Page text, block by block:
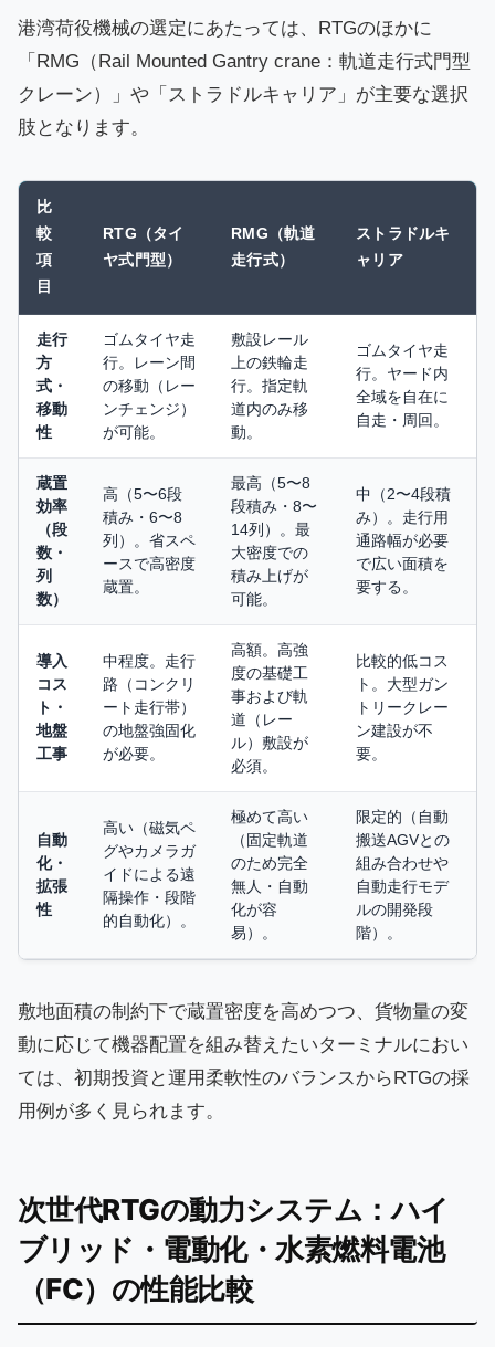
港湾荷役機械の選定にあたっては、RTGのほかに
「RMG（Rail Mounted Gantry crane：軌道走行式門型
クレーン）」や「ストラドルキャリア」が主要な選択
肢となります。
比
較
項
目
RTG（タイ
ヤ式門型）
RMG（軌道
走行式）
ストラドルキ
ャリア
走行
方
式・
移動
性
ゴムタイヤ走
行。レーン間
の移動（レー
ンチェンジ）
が可能。
敷設レール
上の鉄輪走
行。指定軌
道内のみ移
動。
ゴムタイヤ走
行。ヤード内
全域を自在に
自走・周回。
蔵置
効率
（段
数・
列
数）
高（5〜6段
積み・6〜8
列）。省スペ
ースで高密度
蔵置。
最高（5〜8
段積み・8〜
14列）。最
大密度での
積み上げが
可能。
中（2〜4段積
み）。走行用
通路幅が必要
で広い面積を
要する。
導入
コス
ト・
地盤
工事
中程度。走行
路（コンクリ
ート走行帯）
の地盤強固化
が必要。
高額。高強
度の基礎工
事および軌
道（レー
ル）敷設が
必須。
比較的低コス
ト。大型ガン
トリークレー
ン建設が不
要。
自動
化・
拡張
性
高い（磁気ペ
グやカメラガ
イドによる遠
隔操作・段階
的自動化）。
極めて高い
（固定軌道
のため完全
無人・自動
化が容
易）。
限定的（自動
搬送AGVとの
組み合わせや
自動走行モデ
ルの開発段
階）。
敷地面積の制約下で蔵置密度を高めつつ、貨物量の変
動に応じて機器配置を組み替えたいターミナルにおい
ては、初期投資と運用柔軟性のバランスからRTGの採
用例が多く見られます。
次世代RTGの動力システム：ハイ
ブリッド・電動化・水素燃料電池
（FC）の性能比較